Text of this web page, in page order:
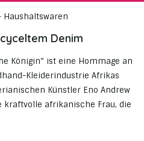
Haushaltswaren
Denim
Königin“ ist eine Hommage an
Kleiderindustrie Afrikas
Künstler Eno Andrew
kraftvolle afrikanische Frau, die